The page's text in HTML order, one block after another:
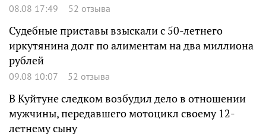
08.08 17:49 52 отзыва
Судебные приставы взыскали с 50-летнего
иркутянина долг по алиментам на два миллиона
рублей
09.08 10:07 52 отзыва
В Куйтуне следком возбудил дело в отношении
мужчины, передавшего мотоцикл своему 12-
летнему сыну